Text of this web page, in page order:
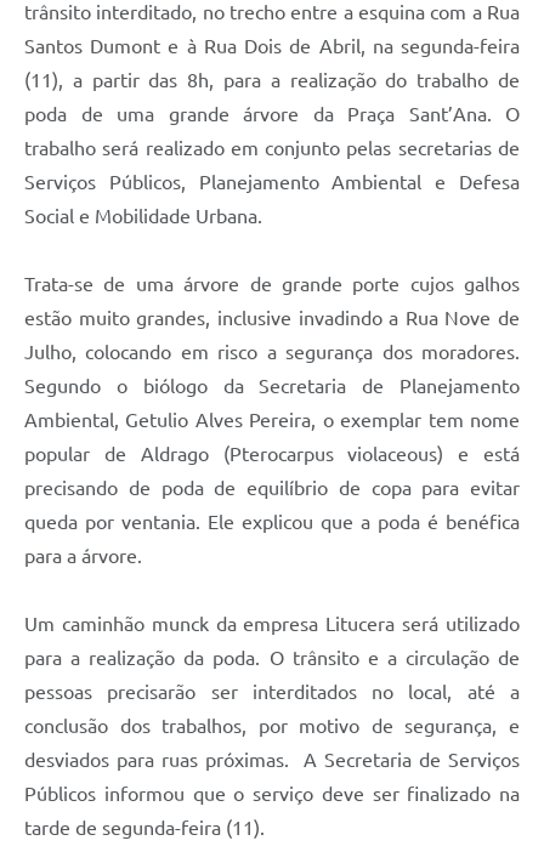
Contratos
Associação dos Servidores Públicos Municipais de
Vinhedo
Audiências Públicas
Carta de Serviços
Galeria de Vídeos
Contas Públicas
Legislação
Serviços Online
trânsito interditado, no trecho entre a esquina com a Rua
Santos Dumont e à Rua Dois de Abril, na segunda-feira
(11), a partir das 8h, para a realização do trabalho de
poda de uma grande árvore da Praça Sant’Ana. O
trabalho será realizado em conjunto pelas secretarias de
Serviços Públicos, Planejamento Ambiental e Defesa
Social e Mobilidade Urbana.
Trata-se de uma árvore de grande porte cujos galhos
estão muito grandes, inclusive invadindo a Rua Nove de
Julho, colocando em risco a segurança dos moradores.
Segundo o biólogo da Secretaria de Planejamento
Ambiental, Getulio Alves Pereira, o exemplar tem nome
popular de Aldrago (Pterocarpus violaceous) e está
precisando de poda de equilíbrio de copa para evitar
queda por ventania. Ele explicou que a poda é benéfica
para a árvore.
Um caminhão munck da empresa Litucera será utilizado
para a realização da poda. O trânsito e a circulação de
pessoas precisarão ser interditados no local, até a
conclusão dos trabalhos, por motivo de segurança, e
desviados para ruas próximas. A Secretaria de Serviços
Públicos informou que o serviço deve ser finalizado na
tarde de segunda-feira (11).